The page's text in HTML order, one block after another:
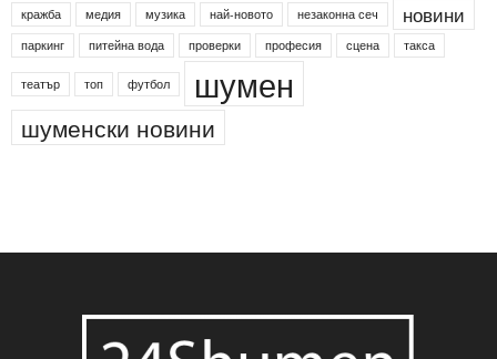
кражба медия музика най-новото незаконна сеч новини
паркинг питейна вода проверки професия сцена такса
театър топ футбол шумен
шуменски новини